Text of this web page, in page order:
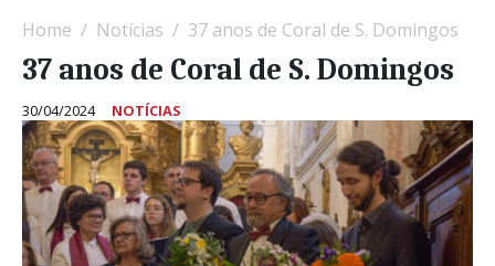
Home Notícias 37 anos de Coral de S. Domingos
37 anos de Coral de S. Domingos
30/04/2024 NOTÍCIAS